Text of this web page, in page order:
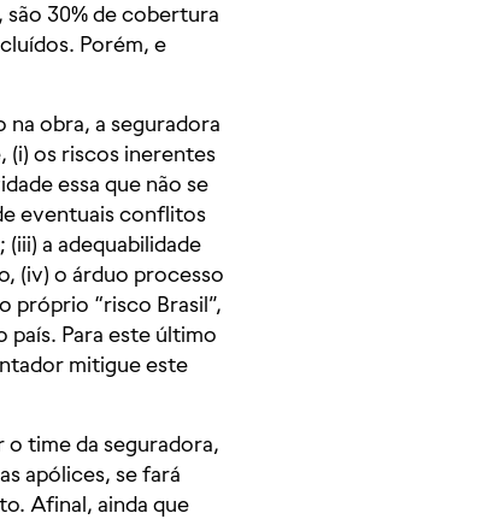
30% de cobertura
Porém, e
na obra, a seguradora
(i) os riscos inerentes
essa que não se
eventuais conflitos
a adequabilidade
(iv) o árduo processo
próprio “risco Brasil”,
Para este último
mitigue este
o time da seguradora,
apólices, se fará
Afinal, ainda que